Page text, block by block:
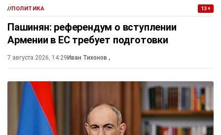
//ПОЛИТИКА 13+
Пашинян: референдум о вступлении
Армении в ЕС требует подготовки
7 августа 2026, 14:29 Иван Тихонов ,